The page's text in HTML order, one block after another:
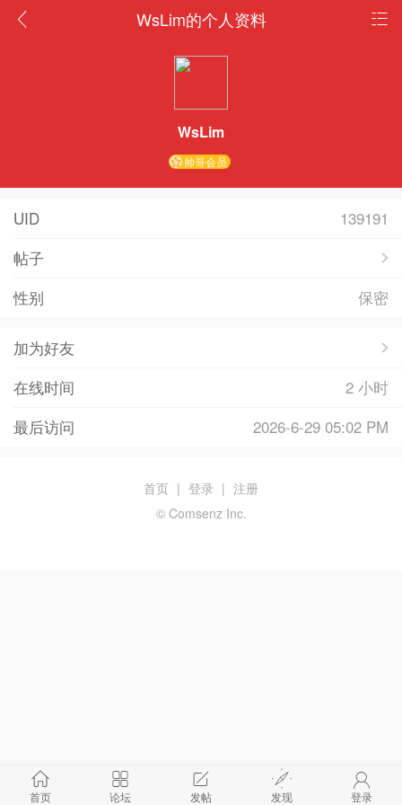
WsLim的个人资料
WsLim
帅哥会员
UID
139191
帖子
性别
保密
加为好友
在线时间
2 小时
最后访问
2026-6-29 05:02 PM
首页 论坛 发帖 发现 登录
首页 | 登录 | 注册
© Comsenz Inc.